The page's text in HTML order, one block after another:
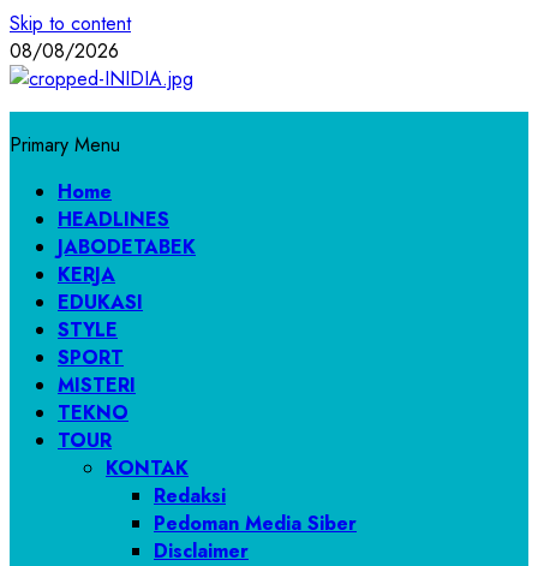
Skip to content
08/08/2026
Primary Menu
Home
HEADLINES
JABODETABEK
KERJA
EDUKASI
STYLE
SPORT
MISTERI
TEKNO
TOUR
KONTAK
Redaksi
Pedoman Media Siber
Disclaimer